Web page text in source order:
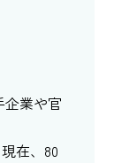
企業や官
現在、80